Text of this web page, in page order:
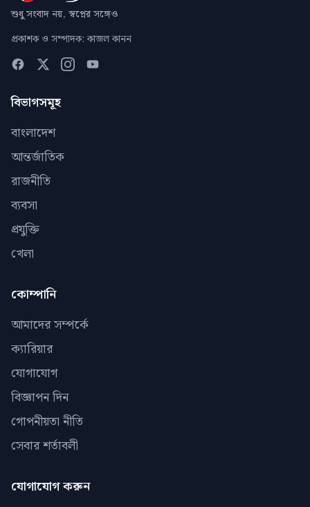
শুধু সংবাদ নয়, স্বপ্নের সঙ্গেও
প্রকাশক ও সম্পাদক: কাজল কানন
বিভাগসমূহ
বাংলাদেশ
আন্তর্জাতিক
রাজনীতি
ব্যবসা
প্রযুক্তি
খেলা
কোম্পানি
আমাদের সম্পর্কে
ক্যারিয়ার
যোগাযোগ
বিজ্ঞাপন দিন
গোপনীয়তা নীতি
সেবার শর্তাবলী
যোগাযোগ করুন